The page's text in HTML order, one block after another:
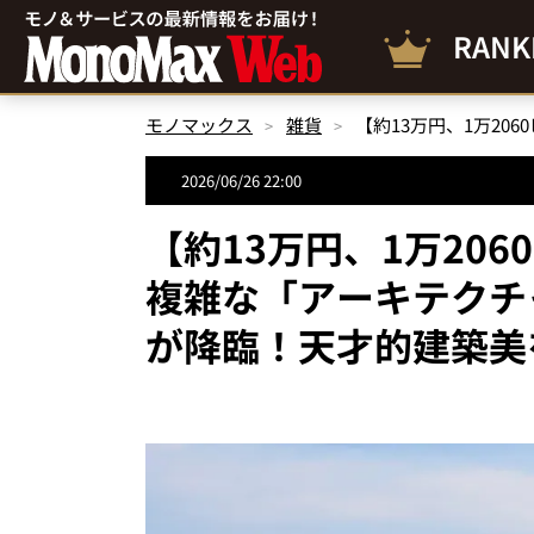
モノマックス 雑貨
2026/06/26 22:00
【約13万円、1万
複雑な「アーキテク
が降臨！天才的建築